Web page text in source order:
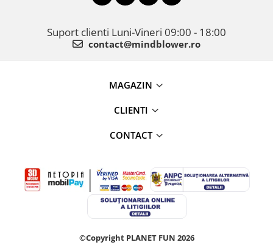
Suport clienti Luni-Vineri 09:00 - 18:00
contact@mindblower.ro
MAGAZIN
CLIENTI
CONTACT
©Copyright PLANET FUN 2026